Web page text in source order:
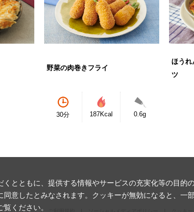
野菜の肉巻きフライ
30分 187Kcal 0.6g
ほうれ
ツ
とともに、提供する情報やサービスの充実化等の目的
意したとみなされます。クッキーが無効になると、一
覧ください。